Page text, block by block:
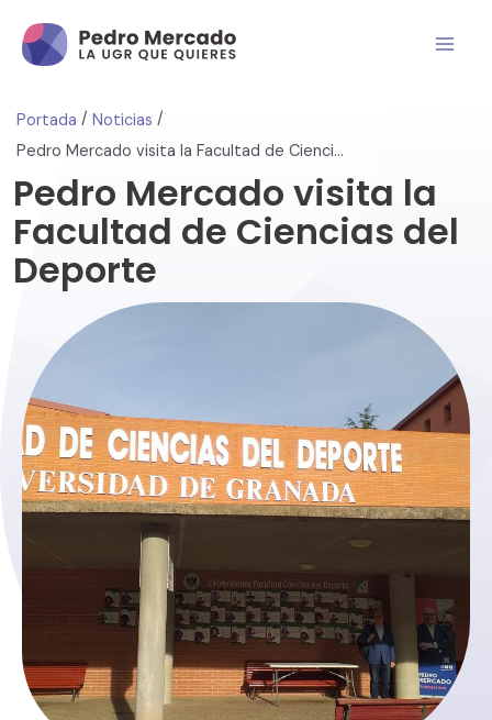
Portada / Noticias /
Pedro Mercado visita la Facultad de Ciencias del Deporte
Pedro Mercado visita la
Facultad de Ciencias del
Deporte